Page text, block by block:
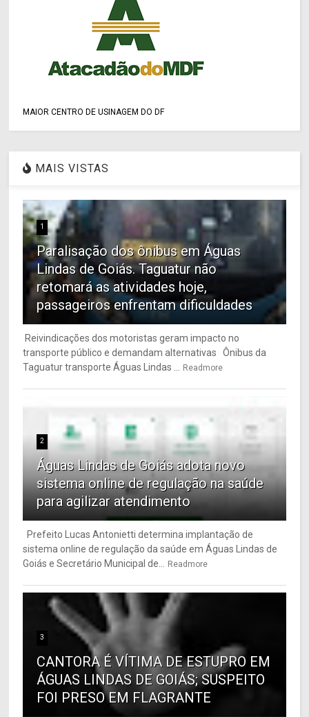
MAIOR CENTRO DE USINAGEM DO DF
MAIS VISTAS
1
Paralisação dos ônibus em Águas
Lindas de Goiás. Taguatur não
retomará as atividades hoje,
passageiros enfrentam dificuldades
Reivindicações dos motoristas geram impacto no
transporte público e demandam alternativas Ônibus da
Taguatur transporte Águas Lindas ...
Readmore
2
Águas Lindas de Goiás adota novo
sistema online de regulação na saúde
para agilizar atendimento
Prefeito Lucas Antonietti determina implantação de
sistema online de regulação da saúde em Águas Lindas de
Goiás e Secretário Municipal de...
Readmore
3
CANTORA É VÍTIMA DE ESTUPRO EM
ÁGUAS LINDAS DE GOIÁS; SUSPEITO
FOI PRESO EM FLAGRANTE